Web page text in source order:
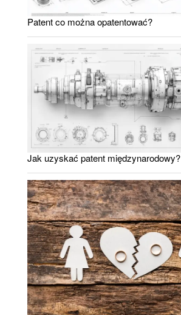
Patent co można opatentować?
Jak uzyskać patent międzynarodowy?